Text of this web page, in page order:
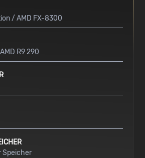
/ AMD FX-8300
R9 290
Speicher